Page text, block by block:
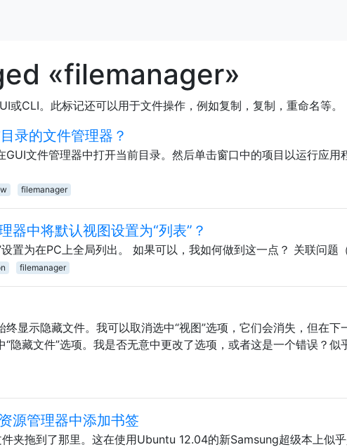
«filemanager»
或CLI。此标记还可以用于文件操作，例如复制，复制，重命名等。
录的文件管理器？
文件管理器中打开当前目录。然后单击窗口中的项目以运行应用
filemanager
器中将默认视图设置为“列表”？
置为在PC上全局列出。 如果可以，我如何做到这一点？ 关联问题（
filemanager
显示隐藏文件。我可以取消选中“视图”选项，它们会消失，但在下
隐藏文件”选项。我是否无意中更改了选项，或者这是一个错误？似
源管理器中添加书签
夹拖到了那里。这在使用Ubuntu 12.04的新Samsung超级本上似